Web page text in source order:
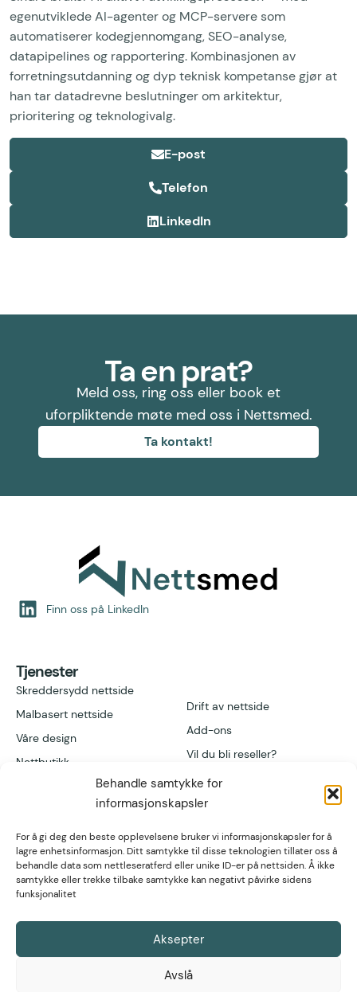
Behandle samtykke for
informasjonskapsler
For å gi deg den beste opplevelsene bruker vi informasjonskapsler for å
lagre enhetsinformasjon. Ditt samtykke til disse teknologien tillater oss å
behandle data som nettleseratferd eller unike ID-er på nettsiden. Å ikke
samtykke eller trekke tilbake samtykke kan negativt påvirke sidens
funksjonalitet
Aksepter
Avslå
egenutviklede AI-agenter og MCP-servere som
automatiserer kodegjennomgang, SEO-analyse,
datapipelines og rapportering. Kombinasjonen av
forretningsutdanning og dyp teknisk kompetanse gjør at
han tar datadrevne beslutninger om arkitektur,
prioritering og teknologivalg.
E-post
Telefon
LinkedIn
Ta en prat?
Meld oss, ring oss eller book et
uforpliktende møte med oss i Nettsmed.
Ta kontakt!
Finn oss på LinkedIn
Tjenester
Skreddersydd nettside
Malbasert nettside
Våre design
Nettbutikk
Drift av nettside
Add-ons
Vil du bli reseller?
Referanser
Artikler
Fagartikler
Hjelpeartikler
Kontakt
Høgvollvegen 51A,
2312 Ottestad
post@nettsmed.no
Tlf. 466 92 611